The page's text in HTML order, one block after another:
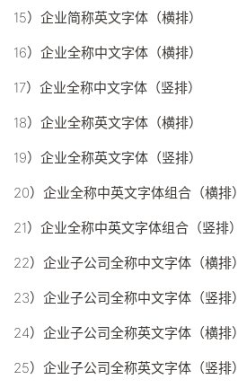
15）企业简称英文字体（横排）
16）企业全称中文字体（横排）
17）企业全称中文字体（竖排）
18）企业全称英文字体（横排）
19）企业全称英文字体（竖排）
20）企业全称中英文字体组合（横排）
21）企业全称中英文字体组合（竖排）
22）企业子公司全称中文字体（横排）
23）企业子公司全称中文字体（竖排）
24）企业子公司全称英文字体（横排）
25）企业子公司全称英文字体（竖排）